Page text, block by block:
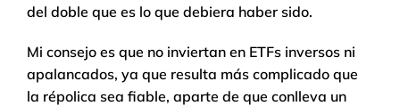
del doble que es lo que debiera haber sido.
Mi consejo es que no inviertan en ETFs inversos ni
apalancados, ya que resulta más complicado que
la répolica sea fiable, aparte de que conlleva un